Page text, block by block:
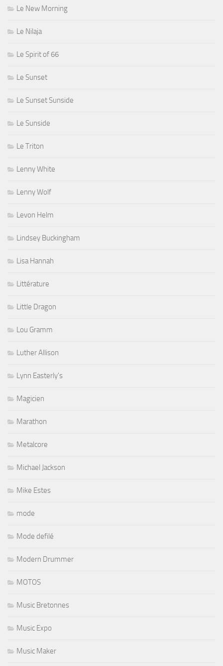
Le New Morning
Le Nilaja
Le Spirit of 66
Le Sunset
Le Sunset Sunside
Le Sunside
Le Triton
Lenny White
Lenny Wolf
Levon Helm
Lindsey Buckingham
Lisa Hannah
Littérature
Little Dragon
Lou Gramm
Luther Allison
Lynn Easterly's
Magicien
Marathon
Metalcore
Michael Jackson
Mike Estes
mode
Mode defilé
Modern Drummer
MOTOS
Music Bretonnes
Music Expo
Music Maker